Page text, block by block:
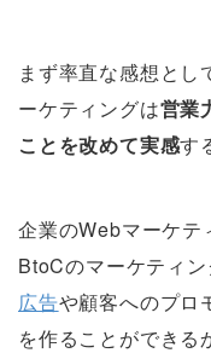
まず率直な感想と
ーケティングは営業
ことを改めて実感す
企業のWebマーケテ
BtoCのマーケティ
広告や顧客へのプロ
を作ることができる